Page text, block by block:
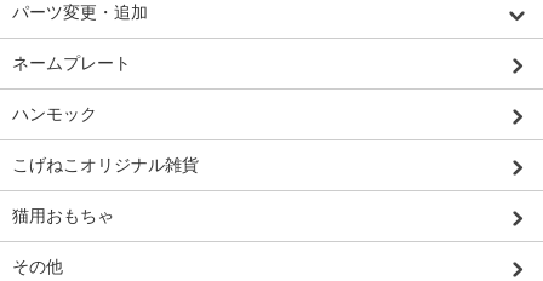
パーツ変更・追加
ネームプレート
ハンモック
こげねこオリジナル雑貨
猫用おもちゃ
その他